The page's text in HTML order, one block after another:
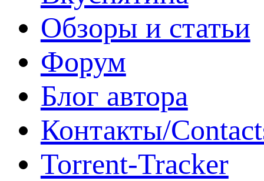
Обзоры и статьи
Форум
Блог автора
Контакты/
Torrent-Tracker